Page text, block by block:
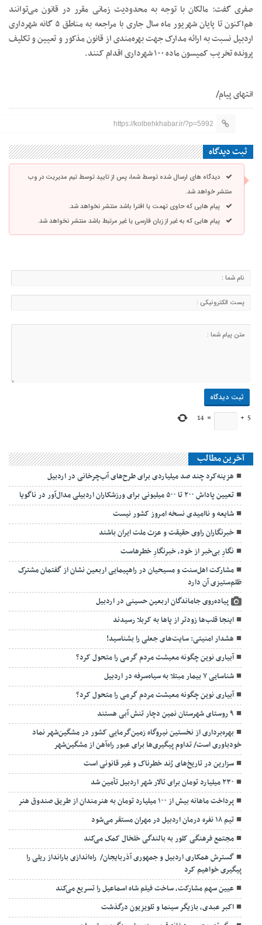
صفری گفت: مالکان با توجه به محدودیت زمانی مقرر در قانون می‌توانند
هم‌اکنون تا پایان شهریور ماه سال جاری با مراجعه به مناطق ۵ گانه شهرداری
اردبیل نسبت به ارائه مدارک جهت بهره‌مندی از قانون مذکور و تعیین و تکلیف
پرونده تخریب کمیسون ماده ۱۰۰ شهرداری اقدام کنند.
انتهای پیام/
https://kolbehkhabar.ir/?p=5992
ثبت دیدگاه
دیدگاه های ارسال شده توسط شما، پس از تایید توسط تیم مدیریت در وب
منتشر خواهد شد.
پیام هایی که حاوی تهمت یا افترا باشد منتشر نخواهد شد.
پیام هایی که به غیر از زبان فارسی یا غیر مرتبط باشد منتشر نخواهد شد.
5
+
=
14
آخرین مطالب
هزینه‌کرد چند صد میلیاردی برای طرح‌های آب‌چرخانی در اردبیل
تعیین پاداش ۲۰۰ تا ۵۰۰ میلیونی برای ورزشکاران اردبیلی مدال‌آور در ناگویا
شایعه و ناامیدی نسخه امروز کشور نیست
خبرنگاران راوی حقیقت و عزت ملت ایران باشند
نگارِ بی‌خبر از خود، خبرنگارِ خطرهاست
مشارکت اهل‌سنت و مسیحیان در راهپیمایی اربعین نشان از گفتمان مشترک
ظلم‌ستیزی آن دارد
پیاده‌روی جاماندگان اربعین حسینی در اردبیل
اینجا قلب‌ها زودتر از پاها به کربلا رسیدند
هشدار امنیتی: سایت‌های جعلی را بشناسید!
آبیاری نوین چگونه معیشت مردم گرمی را متحول کرد؟
شناسایی ۷ بیمار مبتلا به سیاه‌سرفه در اردبیل
آبیاری نوین چگونه معیشت مردم گرمی را متحول کرد؟
۹ روستای شهرستان نمین دچار تنش آبی هستند
بهره‌برداری از نخستین نیروگاه زمین‌گرمایی کشور در مشگین‌شهر نماد
خودباوری است/ تداوم پیگیری‌ها برای عبور راه‌آهن از مشگین‌شهر
سزارین در تاریخ‌های رُند خطرناک و غیر قانونی است
۲۳۰ میلیارد تومان برای تالار شهر اردبیل تأمین شد
پرداخت ماهانه بیش از ۱۰۰ میلیارد تومان به هنرمندان از طریق صندوق هنر
تیم ۱۸ نفره درمان اردبیل در مهران مستقر می‌شود
مجتمع فرهنگی کلور به بالندگی خلخال کمک می‌کند
گسترش همکاری اردبیل و جمهوری آذربایجان/ راه‌اندازی بارانداز ریلی را
پیگیری خواهیم کرد
عیین سهم مشارکت، ساخت فیلم شاه‌ اسماعیل را تسریع می‌کند
اکبر عبدی، بازیگر سینما و تلویزیون درگذشت